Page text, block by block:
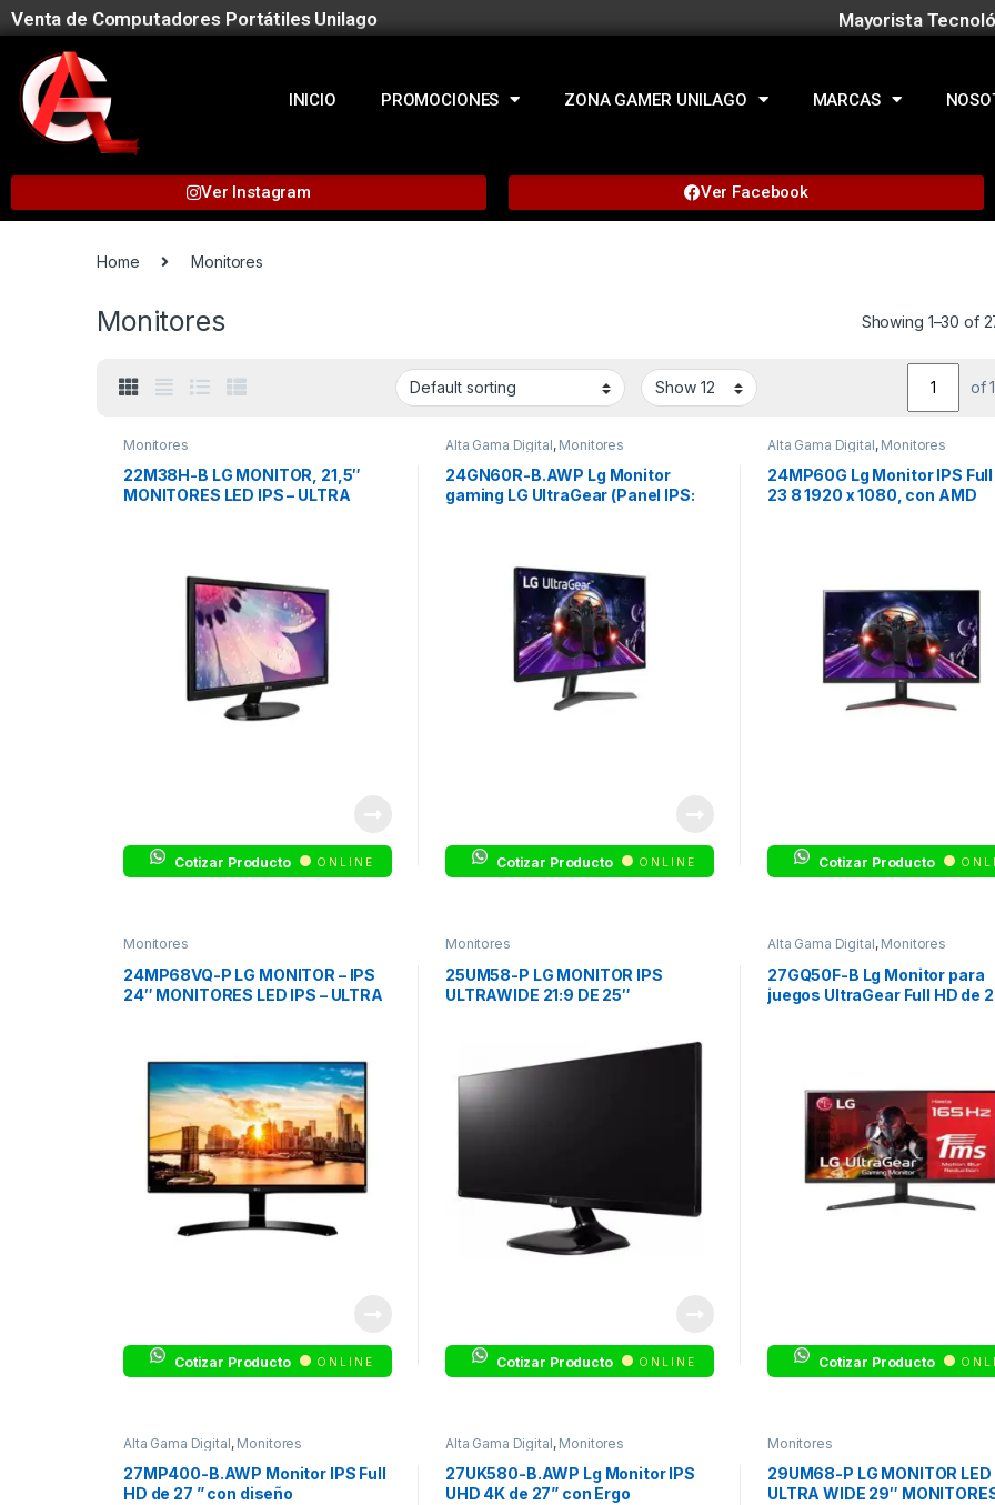
Venta de Computadores Portátiles Unilago Mayorista
INICIO PROMOCIONES ZONA GAMER UNILAGO MARCAS
Ver Instagram Ver Facebook
Home Monitores
Monitores Showing 1–30 of
of
Monitores
22M38H-B LG MONITOR, 21,5″
MONITORES LED IPS – ULTRA
Cotizar Producto ONLINE
Alta Gama Digital, Monitores
24GN60R-B.AWP Lg Monitor
gaming LG UltraGear (Panel IPS:
Cotizar Producto ONLINE
Alta Gama Digital, Monitores
24MP60G Lg Monitor IPS Full
23 8 1920 x 1080, con AMD
Cotizar Producto
Monitores
24MP68VQ-P LG MONITOR – IPS
24″ MONITORES LED IPS – ULTRA
Cotizar Producto ONLINE
Monitores
25UM58-P LG MONITOR IPS
ULTRAWIDE 21:9 DE 25″
Cotizar Producto ONLINE
Alta Gama Digital, Monitores
27GQ50F-B Lg Monitor para
juegos UltraGear Full HD de
Cotizar Producto
Alta Gama Digital, Monitores
27MP400-B.AWP Monitor IPS Full
HD de 27 ” con diseño
Alta Gama Digital, Monitores
27UK580-B.AWP Lg Monitor IPS
UHD 4K de 27” con Ergo
Monitores
29UM68-P LG MONITOR LED
ULTRA WIDE 29″